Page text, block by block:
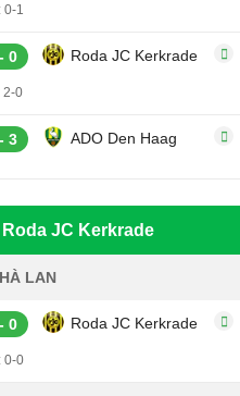
0-1
0 Roda JC Kerkrade
2-0
3 ADO Den Haag
JC Kerkrade
LAN
0 Roda JC Kerkrade
0-0